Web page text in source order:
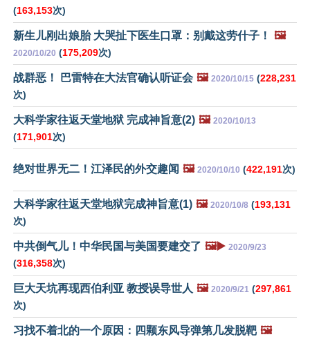
(163,153次)
新生儿刚出娘胎 大哭扯下医生口罩：别戴这劳什子！ 🖼️
2020/10/20 (175,209次)
战群恶！ 巴雷特在大法官确认听证会 🖼️ 2020/10/15 (228,231
次)
大科学家往返天堂地狱 完成神旨意(2) 🖼️ 2020/10/13
(171,901次)
绝对世界无二！江泽民的外交趣闻 🖼️ 2020/10/10 (422,191次)
大科学家往返天堂地狱完成神旨意(1) 🖼️ 2020/10/8 (193,131
次)
中共倒气儿！中华民国与美国要建交了 🖼️▶️ 2020/9/23
(316,358次)
巨大天坑再现西伯利亚 教授误导世人 🖼️ 2020/9/21 (297,861
次)
习找不着北的一个原因：四颗东风导弹第几发脱靶 🖼️